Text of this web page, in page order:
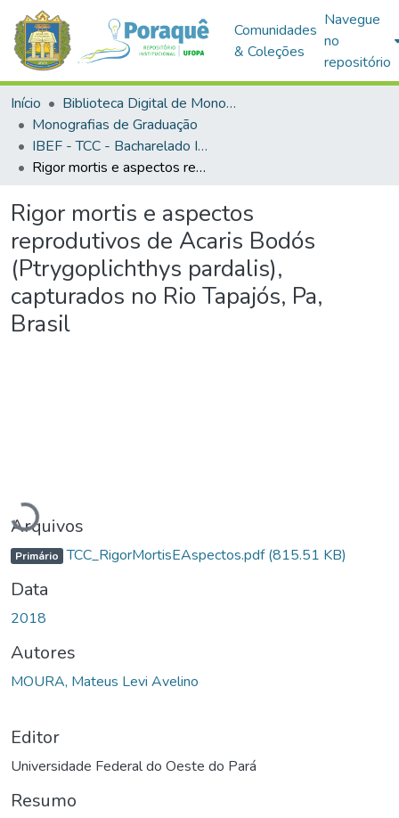
Comunidades
& Coleções
Navegue
no
repositório
Início
Biblioteca Digital de Monografias (BDM)
Monografias de Graduação
IBEF - TCC - Bacharelado Interdisciplinar em Ciências Agrárias
Rigor mortis e aspectos reprodutivos de Acaris Bodós (Ptrygoplichthys pardalis), capturados no Rio Tapajós, Pa, Brasil
Rigor mortis e aspectos
reprodutivos de Acaris Bodós
(Ptrygoplichthys pardalis),
capturados no Rio Tapajós, Pa,
Brasil
Carregando...
Arquivos
Primário TCC_RigorMortisEAspectos.pdf(815.51 KB)
Data
2018
Autores
MOURA, Mateus Levi Avelino
Editor
Universidade Federal do Oeste do Pará
Resumo